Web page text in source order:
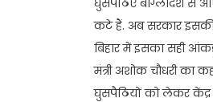
कटे हैं. अब सरकार इसकी
बिहार में इसका सही
मंत्री अशोक चौधरी का
घुसपैठियों को लेकर केंद्र